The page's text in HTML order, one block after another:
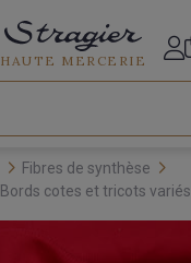
HAUTE MERCERIE
Fibres de synthèse
Bords cotes et tricots variés